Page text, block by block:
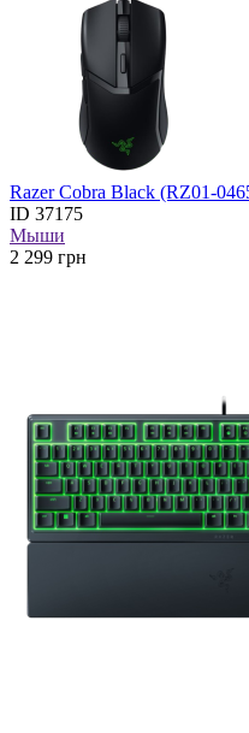
Razer Cobra Black (RZ01-
ID 37175
Мыши
2 299 грн